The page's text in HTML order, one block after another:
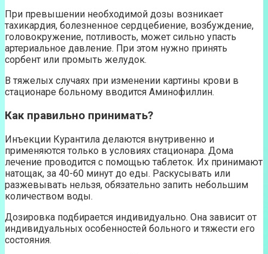
При превышении необходимой дозы возникает
тахикардия, болезненное сердцебиение, возбуждение,
головокружение, потливость, может сильно упасть
артериальное давление. При этом нужно принять
сорбент или промыть желудок.
В тяжелых случаях при изменении картины крови в
стационаре больному вводится Аминофиллин.
Как правильно принимать?
Инъекции Курантила делаются внутривенно и
применяются только в условиях стационара. Дома
лечение проводится с помощью таблеток. Их принимают
натощак, за 40-60 минут до еды. Раскусывать или
разжевывать нельзя, обязательно запить небольшим
количеством воды.
Дозировка подбирается индивидуально. Она зависит от
индивидуальных особенностей больного и тяжести его
состояния.